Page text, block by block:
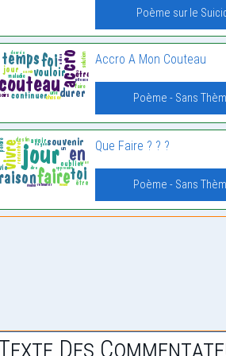
Poème sur le
Accro A Mon Couteau
Poème - Sans
Que Faire ? ? ?
Poème - Sans
Des